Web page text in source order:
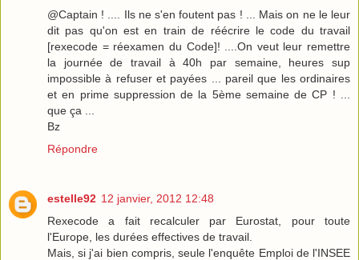
@Captain ! .... Ils ne s'en foutent pas ! ... Mais on ne le leur
dit pas qu'on est en train de réécrire le code du travail
[rexecode = réexamen du Code]! ....On veut leur remettre
la journée de travail à 40h par semaine, heures sup
impossible à refuser et payées ... pareil que les ordinaires
et en prime suppression de la 5ème semaine de CP ! ...
que ça ...
Bz
Répondre
estelle92 12 janvier, 2012 12:48
Rexecode a fait recalculer par Eurostat, pour toute
l'Europe, les durées effectives de travail.
Mais, si j'ai bien compris, seule l'enquête Emploi de l'INSEE